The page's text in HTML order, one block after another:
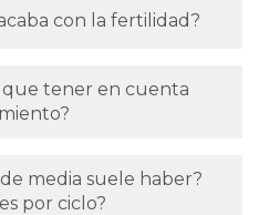
con la fertilidad?
que tener en cuenta
media suele haber?
por ciclo?